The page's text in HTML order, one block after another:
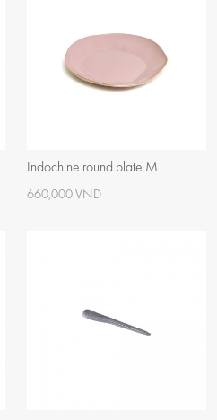
Indochine round plate M
660,000 VND